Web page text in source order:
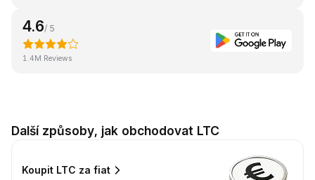
4.6/ 5
1.4M Reviews
Další způsoby, jak obchodovat LTC
Koupit LTC za fiat